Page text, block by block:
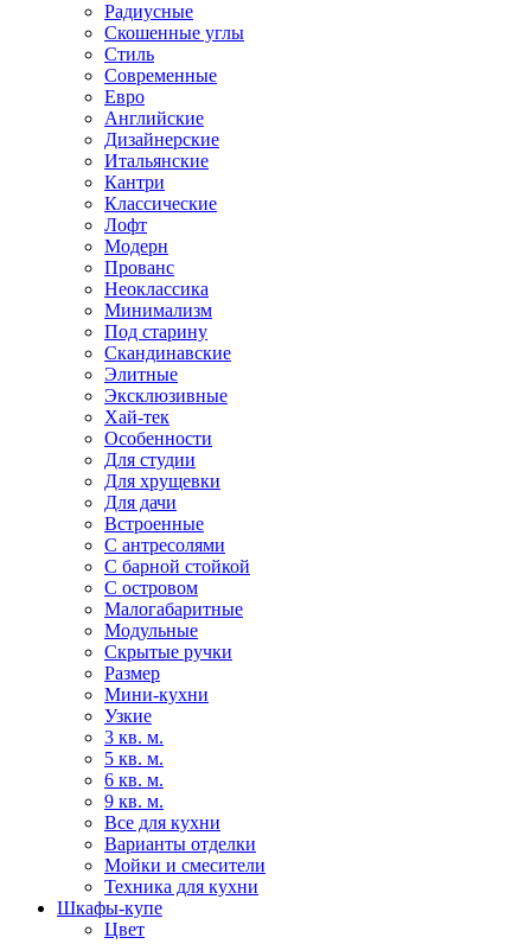
Радиусные
Скошенные углы
Стиль
Современные
Евро
Английские
Дизайнерские
Итальянские
Кантри
Классические
Лофт
Модерн
Прованс
Неоклассика
Минимализм
Под старину
Скандинавские
Элитные
Эксклюзивные
Хай-тек
Особенности
Для студии
Для хрущевки
Для дачи
Встроенные
С антресолями
С барной стойкой
С островом
Малогабаритные
Модульные
Скрытые ручки
Размер
Мини-кухни
Узкие
3 кв. м.
5 кв. м.
6 кв. м.
9 кв. м.
Все для кухни
Варианты отделки
Мойки и смесители
Техника для кухни
Шкафы-купе
Цвет